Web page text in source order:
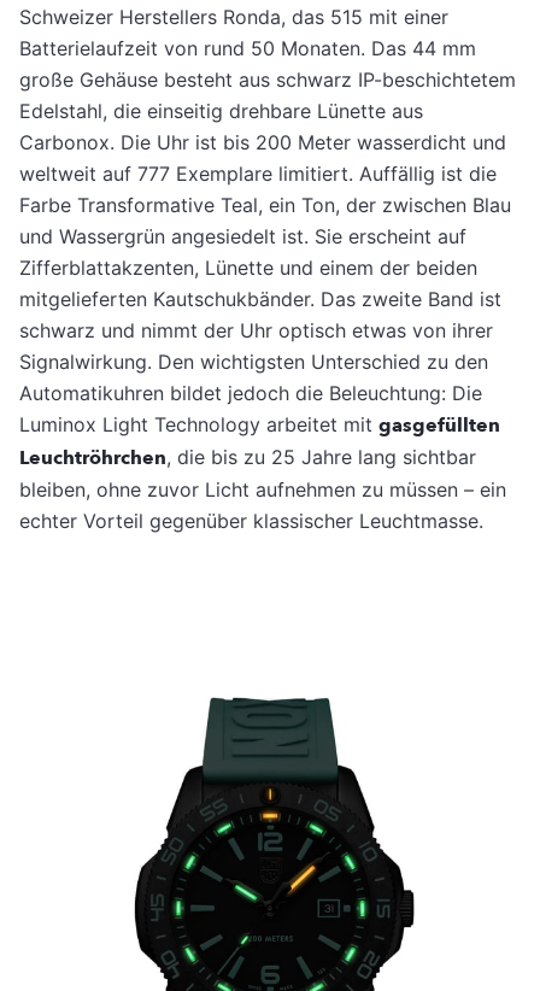
Schweizer Herstellers Ronda, das 515 mit einer
Batterielaufzeit von rund 50 Monaten. Das 44 mm
große Gehäuse besteht aus schwarz IP-beschichtetem
Edelstahl, die einseitig drehbare Lünette aus
Carbonox. Die Uhr ist bis 200 Meter wasserdicht und
weltweit auf 777 Exemplare limitiert. Auffällig ist die
Farbe Transformative Teal, ein Ton, der zwischen Blau
und Wassergrün angesiedelt ist. Sie erscheint auf
Zifferblattakzenten, Lünette und einem der beiden
mitgelieferten Kautschukbänder. Das zweite Band ist
schwarz und nimmt der Uhr optisch etwas von ihrer
Signalwirkung. Den wichtigsten Unterschied zu den
Automatikuhren bildet jedoch die Beleuchtung: Die
Luminox Light Technology arbeitet mit gasgefüllten
Leuchtröhrchen, die bis zu 25 Jahre lang sichtbar
bleiben, ohne zuvor Licht aufnehmen zu müssen – ein
echter Vorteil gegenüber klassischer Leuchtmasse.